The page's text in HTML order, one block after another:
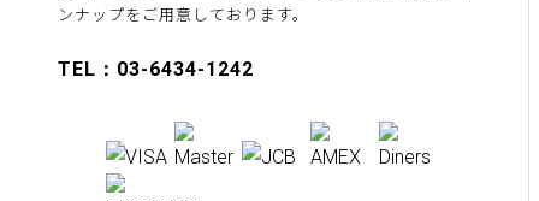
ンナップをご用意しております。
TEL：03-6434-1242